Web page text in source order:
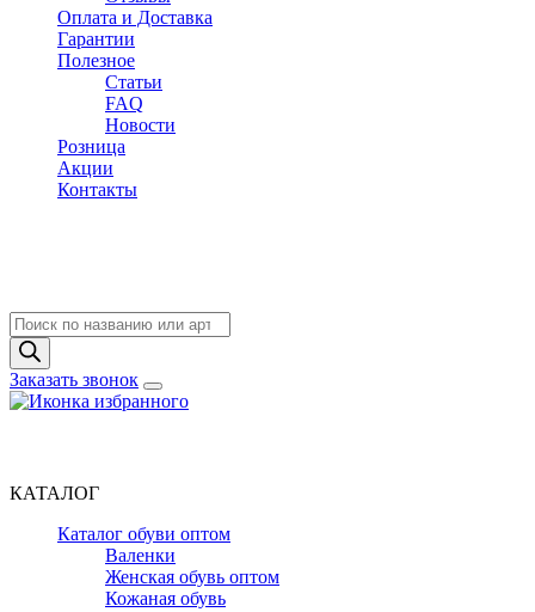
Оплата и Доставка
Гарантии
Полезное
Статьи
FAQ
Новости
Розница
Акции
Контакты
Поиск
товаров
Заказать звонок
КАТАЛОГ
Каталог обуви оптом
Валенки
Женская обувь оптом
Кожаная обувь